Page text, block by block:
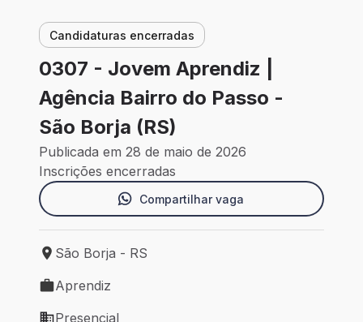
Candidaturas encerradas
0307 - Jovem Aprendiz |
Agência Bairro do Passo -
São Borja (RS)
Publicada em 28 de maio de 2026
Inscrições encerradas
Compartilhar vaga
Local de trabalho: São Borja - RS
São Borja - RS
Tipo de vaga: Aprendiz
Aprendiz
Presencial